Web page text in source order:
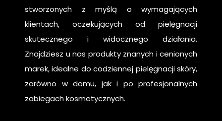
stworzonych z myślą o wymagających
klientach, oczekujących od pielęgnacji
skutecznego i widocznego działania.
Znajdziesz u nas produkty znanych i cenionych
marek, idealne do codziennej pielęgnacji skóry,
zarówno w domu, jak i po profesjonalnych
zabiegach kosmetycznych.